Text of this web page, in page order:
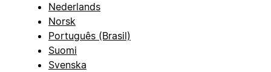
Nederlands
Norsk
Português (Brasil)
Suomi
Svenska